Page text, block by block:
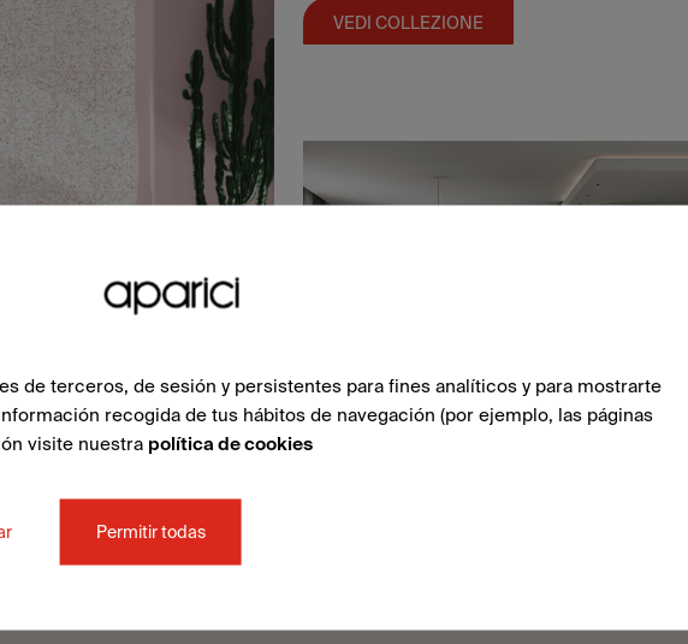
VEDI COLLEZIONE
de terceros, de sesión y persistentes para fines analíticos y para mostrarte
recogida de tus hábitos de navegación (por ejemplo, las páginas
visite nuestra política de cookies
Permitir todas